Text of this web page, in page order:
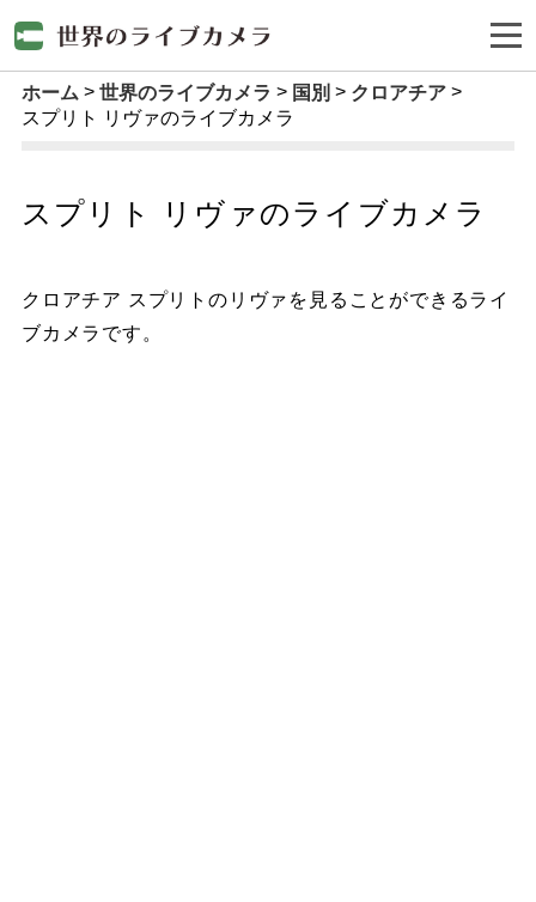
ホーム 世界のライブカメラ 国別
クロアチア
スプリト リヴァのライブカメラ
スプリト リヴァのライブカメラ
クロアチア スプリトのリヴァを見ることができるライ
ブカメラです。